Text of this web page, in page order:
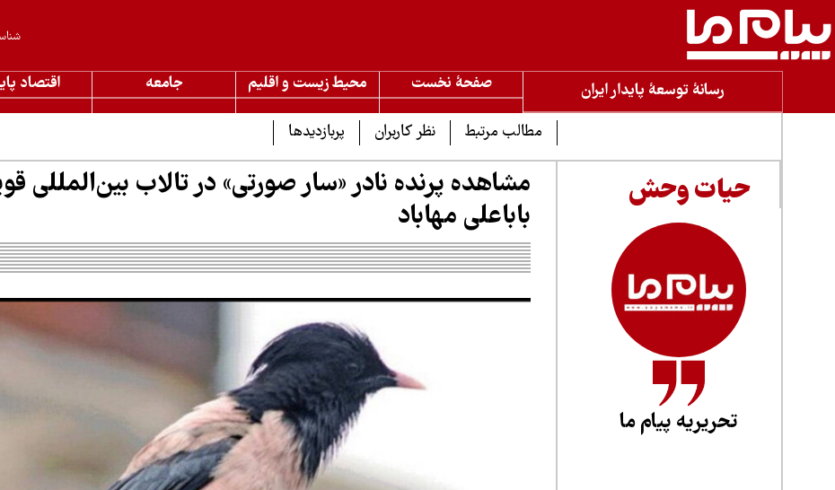
رسانۀ توسعۀ پایدار ایران صفحۀ نخست محیط زیست و اقلیم جامعه اقتصاد
مطالب مرتبط
نظر کاربران پربازدیدها
حیات وحش
تحریریه پیام ما
مشاهده پرنده نادر «سار صورتی» در تالاب بین‌المللی
باباعلی مهاباد